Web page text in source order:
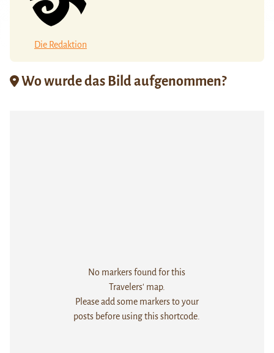
Die Redaktion
Wo wurde das Bild aufgenommen?
No markers found for this
Travelers' map.
Please add some markers to your
posts before using this shortcode.